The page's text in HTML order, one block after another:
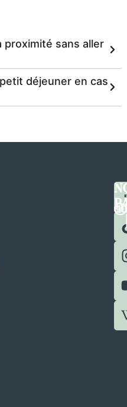
sans aller
déjeuner en cas